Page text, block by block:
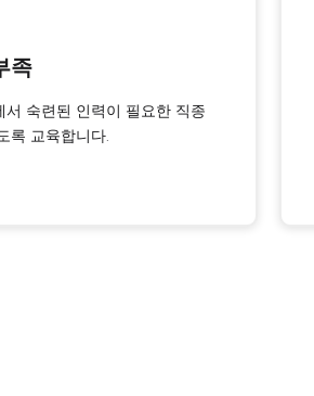
족
서 숙련된 인력이 필요한 직종
록 교육합니다.